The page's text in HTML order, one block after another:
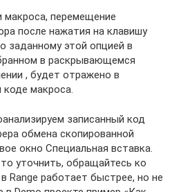
макроса, перемещение
после нажатия на клавишу
заданному этой опцией в
в раскрывающемся
, будет отражено в
коде макроса.
записанный код
обмена скопированной
окно Специальная вставка.
уточнить, обращайтесь ко
Range работает быстрее, но не